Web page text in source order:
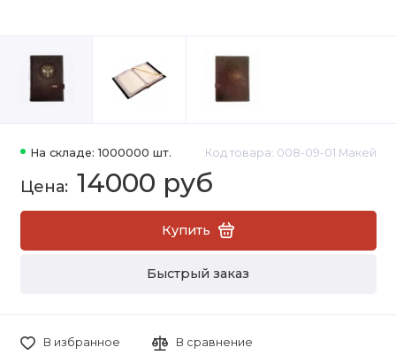
На складе: 1000000 шт. Код товара: 008-09-01 Макей
14000 руб
Купить
Быстрый заказ
В избранное В сравнение